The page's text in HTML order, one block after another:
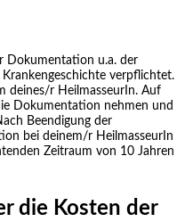
Dokumentation u.a. der
verpflichtet.
deines/r HeilmasseurIn. Auf
Dokumentation nehmen und
Beendigung der
bei deinem/r HeilmasseurIn
Zeitraum von 10 Jahren
die Kosten der